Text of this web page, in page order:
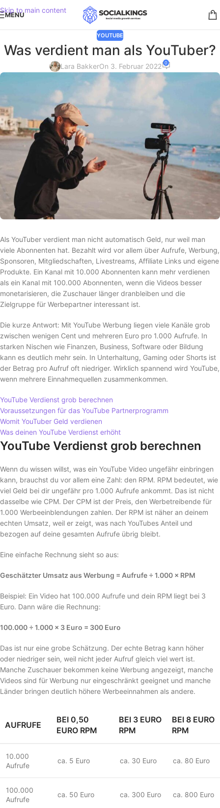
Skip to main content
MENU
YOUTUBE
Was verdient man als YouTuber?
Lara BakkerOn 3. Februar 2022 0
Als YouTuber verdient man nicht automatisch Geld, nur weil man
viele Abonnenten hat. Bezahlt wird vor allem über Aufrufe, Werbung,
Sponsoren, Mitgliedschaften, Livestreams, Affiliate Links und eigene
Produkte. Ein Kanal mit 10.000 Abonnenten kann mehr verdienen
als ein Kanal mit 100.000 Abonnenten, wenn die Videos besser
monetarisieren, die Zuschauer länger dranbleiben und die
Zielgruppe für Werbepartner interessant ist.
Die kurze Antwort: Mit YouTube Werbung liegen viele Kanäle grob
zwischen wenigen Cent und mehreren Euro pro 1.000 Aufrufe. In
starken Nischen wie Finanzen, Business, Software oder Bildung
kann es deutlich mehr sein. In Unterhaltung, Gaming oder Shorts ist
der Betrag pro Aufruf oft niedriger. Wirklich spannend wird YouTube,
wenn mehrere Einnahmequellen zusammenkommen.
YouTube Verdienst grob berechnen
Voraussetzungen für das YouTube Partnerprogramm
Womit YouTuber Geld verdienen
Was deinen YouTube Verdienst erhöht
YouTube Verdienst grob berechnen
Wenn du wissen willst, was ein YouTube Video ungefähr einbringen
kann, brauchst du vor allem eine Zahl: den RPM. RPM bedeutet, wie
viel Geld bei dir ungefähr pro 1.000 Aufrufe ankommt. Das ist nicht
dasselbe wie CPM. Der CPM ist der Preis, den Werbetreibende für
1.000 Werbeeinblendungen zahlen. Der RPM ist näher an deinem
echten Umsatz, weil er zeigt, was nach YouTubes Anteil und
bezogen auf deine gesamten Aufrufe übrig bleibt.
Eine einfache Rechnung sieht so aus:
Geschätzter Umsatz aus Werbung = Aufrufe ÷ 1.000 × RPM
Beispiel: Ein Video hat 100.000 Aufrufe und dein RPM liegt bei 3
Euro. Dann wäre die Rechnung:
100.000 ÷ 1.000 × 3 Euro = 300 Euro
Das ist nur eine grobe Schätzung. Der echte Betrag kann höher
oder niedriger sein, weil nicht jeder Aufruf gleich viel wert ist.
Manche Zuschauer bekommen keine Werbung angezeigt, manche
Videos sind für Werbung nur eingeschränkt geeignet und manche
Länder bringen deutlich höhere Werbeeinnahmen als andere.
AUFRUFE
BEI 0,50
EURO RPM
BEI 3 EURO
RPM
BEI 8 EURO
RPM
10.000
Aufrufe
ca. 5 Euro ca. 30 Euro ca. 80 Euro
100.000
Aufrufe
ca. 50 Euro ca. 300 Euro ca. 800 Euro